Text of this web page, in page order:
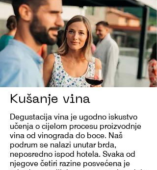
Kušanje vina
Degustacija vina je ugodno iskustvo
učenja o cijelom procesu proizvodnje
vina od vinograda do boce. Naš
podrum se nalazi unutar brda,
neposredno ispod hotela. Svaka od
njegove četiri razine posvećena je